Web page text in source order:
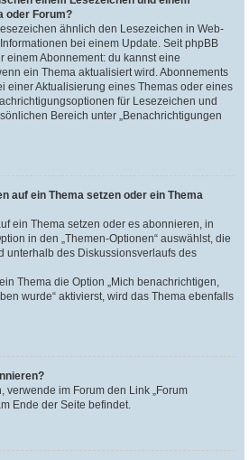
oder Forum?
ähnlich den Lesezeichen in Web-
bei einem Update. Seit phpBB
einem Abonnement: du kannst eine
ein Thema aktualisiert wird. Abonnements
einer Aktualisierung eines Themas oder eines
für Lesezeichen und
Bereich unter „Benachrichtigungen
auf ein Thema setzen oder ein Thema
ein Thema setzen oder es abonnieren, in
in den „Themen-Optionen“ auswählst, die
unterhalb des Diskussionsverlaufs des
Thema die Option „Mich benachrichtigen,
wurde“ aktivierst, wird das Thema ebenfalls
verwende im Forum den Link „Forum
Ende der Seite befindet.